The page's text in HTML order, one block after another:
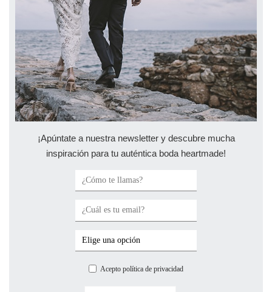
¡Apúntate a nuestra newsletter y descubre mucha
inspiración para tu auténtica boda heartmade!
Acepto política de privacidad